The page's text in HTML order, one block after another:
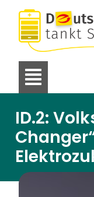
ID.2: